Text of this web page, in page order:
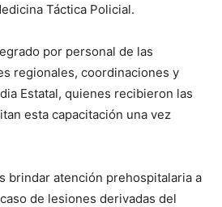
Táctica Policial.
por personal de las
regionales, coordinaciones y
Estatal, quienes recibieron las
esta capacitación una vez
brindar atención prehospitalaria a
de lesiones derivadas del